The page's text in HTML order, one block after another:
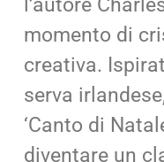
l’autore
momento di
creativa.
serva
‘Canto di
diventare un